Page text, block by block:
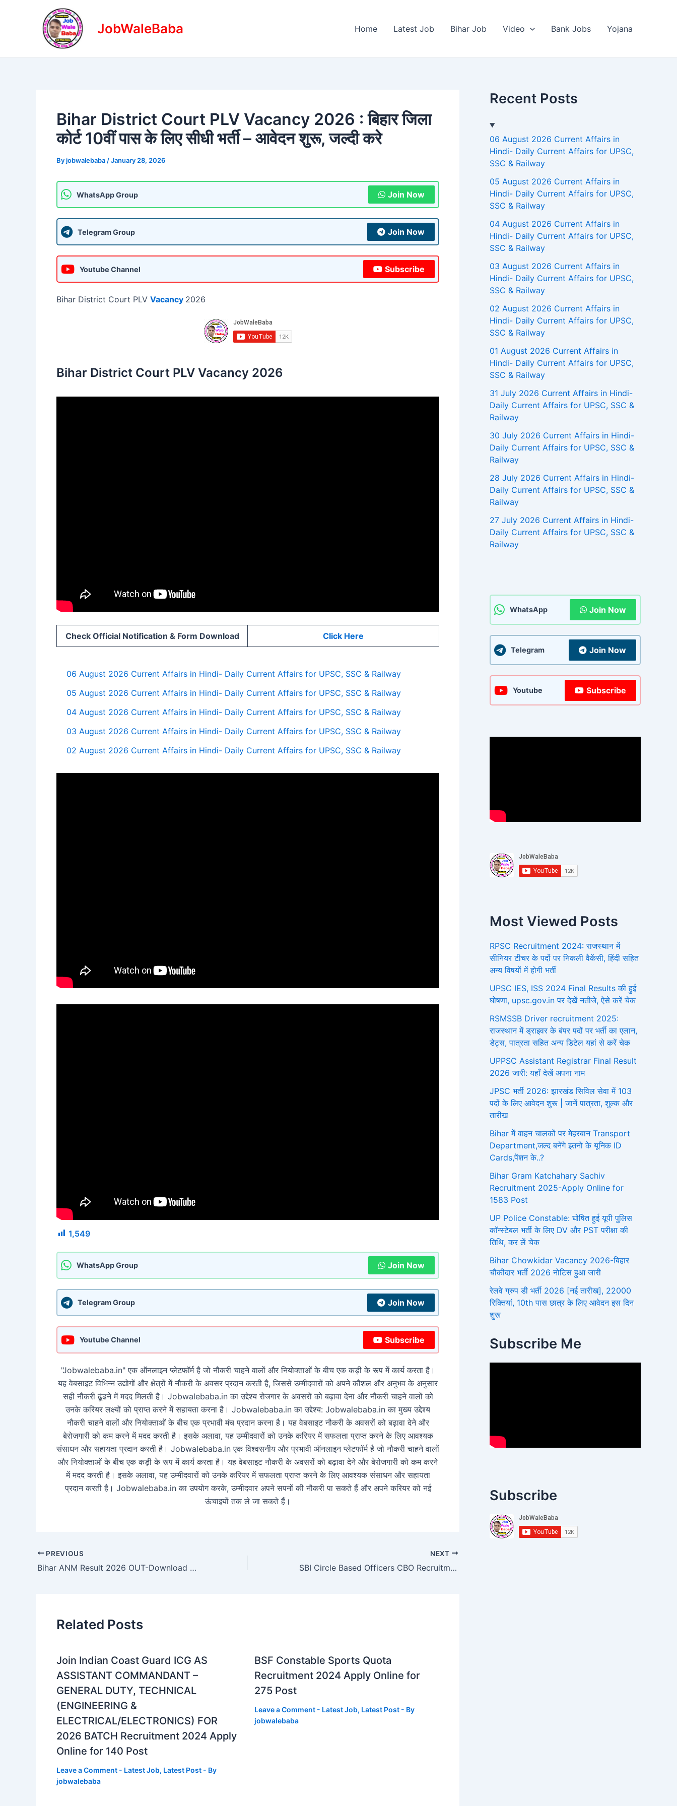
JobWaleBaba Home Latest Job Bihar Job Video Bank Jobs Yojana
Bihar District Court PLV Vacancy 2026 : बिहार जिला
कोर्ट 10वीं पास के लिए सीधी भर्ती – आवेदन शुरू, जल्दी करे
Byjobwalebaba /January 28, 2026
WhatsApp Group Join Now
Telegram Group Join Now
Youtube Channel Subscribe
Bihar District Court PLV Vacancy 2026
Bihar District Court PLV Vacancy 2026
Check Official Notification & Form Download Click Here
06 August 2026 Current Affairs in Hindi- Daily Current Affairs for UPSC, SSC & Railway
05 August 2026 Current Affairs in Hindi- Daily Current Affairs for UPSC, SSC & Railway
04 August 2026 Current Affairs in Hindi- Daily Current Affairs for UPSC, SSC & Railway
03 August 2026 Current Affairs in Hindi- Daily Current Affairs for UPSC, SSC & Railway
02 August 2026 Current Affairs in Hindi- Daily Current Affairs for UPSC, SSC & Railway
1,549
WhatsApp Group Join Now
Telegram Group Join Now
Youtube Channel Subscribe
"Jobwalebaba.in" एक ऑनलाइन प्लेटफॉर्म है जो नौकरी चाहने वालों और नियोक्ताओं के बीच एक कड़ी के रूप में कार्य करता है।
यह वेबसाइट विभिन्न उद्योगों और क्षेत्रों में नौकरी के अवसर प्रदान करती है, जिससे उम्मीदवारों को अपने कौशल और अनुभव के अनुसार
सही नौकरी ढूंढने में मदद मिलती है। Jobwalebaba.in का उद्देश्य रोजगार के अवसरों को बढ़ावा देना और नौकरी चाहने वालों को
उनके करियर लक्ष्यों को प्राप्त करने में सहायता करना है। Jobwalebaba.in का उद्देश्य: Jobwalebaba.in का मुख्य उद्देश्य
नौकरी चाहने वालों और नियोक्ताओं के बीच एक प्रभावी मंच प्रदान करना है। यह वेबसाइट नौकरी के अवसरों को बढ़ावा देने और
बेरोजगारी को कम करने में मदद करती है। इसके अलावा, यह उम्मीदवारों को उनके करियर में सफलता प्राप्त करने के लिए आवश्यक
संसाधन और सहायता प्रदान करती है। Jobwalebaba.in एक विश्वसनीय और प्रभावी ऑनलाइन प्लेटफॉर्म है जो नौकरी चाहने वालों
और नियोक्ताओं के बीच एक कड़ी के रूप में कार्य करता है। यह वेबसाइट नौकरी के अवसरों को बढ़ावा देने और बेरोजगारी को कम करने
में मदद करती है। इसके अलावा, यह उम्मीदवारों को उनके करियर में सफलता प्राप्त करने के लिए आवश्यक संसाधन और सहायता
प्रदान करती है। Jobwalebaba.in का उपयोग करके, उम्मीदवार अपने सपनों की नौकरी पा सकते हैं और अपने करियर को नई
ऊंचाइयों तक ले जा सकते हैं।
navigation
PREVIOUS
Bihar ANM Result 2026 OUT-Download Link Here, ऐसे डाउनलोड करें
NEXT
SBI Circle Based Officers CBO Recruitment 2026,SBI CBO Recruitment 2026
Related Posts
Join Indian Coast Guard ICG AS
ASSISTANT COMMANDANT –
GENERAL DUTY, TECHNICAL
(ENGINEERING &
ELECTRICAL/ELECTRONICS) FOR
2026 BATCH Recruitment 2024 Apply
Online for 140 Post
Leave a Comment - Latest Job, Latest Post - By
jobwalebaba
BSF Constable Sports Quota
Recruitment 2024 Apply Online for
275 Post
Leave a Comment - Latest Job, Latest Post- By
jobwalebaba
Recent Posts
06 August 2026 Current Affairs in
Hindi- Daily Current Affairs for UPSC,
SSC & Railway
05 August 2026 Current Affairs in
Hindi- Daily Current Affairs for UPSC,
SSC & Railway
04 August 2026 Current Affairs in
Hindi- Daily Current Affairs for UPSC,
SSC & Railway
03 August 2026 Current Affairs in
Hindi- Daily Current Affairs for UPSC,
SSC & Railway
02 August 2026 Current Affairs in
Hindi- Daily Current Affairs for UPSC,
SSC & Railway
01 August 2026 Current Affairs in
Hindi- Daily Current Affairs for UPSC,
SSC & Railway
31 July 2026 Current Affairs in Hindi-
Daily Current Affairs for UPSC, SSC &
Railway
30 July 2026 Current Affairs in Hindi-
Daily Current Affairs for UPSC, SSC &
Railway
28 July 2026 Current Affairs in Hindi-
Daily Current Affairs for UPSC, SSC &
Railway
27 July 2026 Current Affairs in Hindi-
Daily Current Affairs for UPSC, SSC &
Railway
WhatsApp Join Now
Telegram Join Now
Youtube Subscribe
Most Viewed Posts
RPSC Recruitment 2024: राजस्थान में
सीनियर टीचर के पदों पर निकली वैकेंसी, हिंदी सहित
अन्य विषयों में होगी भर्ती
UPSC IES, ISS 2024 Final Results की हुई
घोषणा, upsc.gov.in पर देखें नतीजे, ऐसे करें चेक
RSMSSB Driver recruitment 2025:
राजस्थान में ड्राइवर के बंपर पदों पर भर्ती का एलान,
डेट्स, पात्रता सहित अन्य डिटेल यहां से करें चेक
UPPSC Assistant Registrar Final Result
2026 जारी: यहाँ देखें अपना नाम
JPSC भर्ती 2026: झारखंड सिविल सेवा में 103
पदों के लिए आवेदन शुरू | जानें पात्रता, शुल्क और
तारीख
Bihar में वाहन चालकों पर मेहरबान Transport
Department,जल्द बनेंगे इतनो के यूनिक ID
Cards,पेंशन के..?
Bihar Gram Katchahary Sachiv
Recruitment 2025-Apply Online for
1583 Post
UP Police Constable: घोषित हुई यूपी पुलिस
कॉन्स्टेबल भर्ती के लिए DV और PST परीक्षा की
तिथि, कर लें चेक
Bihar Chowkidar Vacancy 2026-बिहार
चौकीदार भर्ती 2026 नोटिस हुआ जारी
रेलवे ग्रुप डी भर्ती 2026 [नई तारीख], 22000
रिक्तियां, 10th पास छात्र के लिए आवेदन इस दिन
शुरू
Subscribe Me
Subscribe